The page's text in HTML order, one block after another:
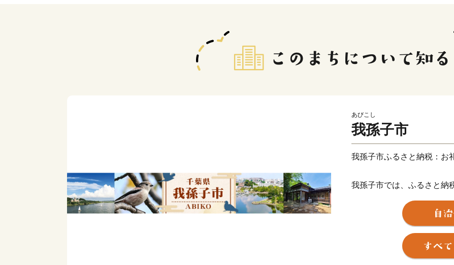
あびこし
我孫子市
我孫子市ふるさと納税：お
我孫子市では、ふるさと納
市外にお住まいの方へお礼
お礼品は、寄附金額に応じ
ている地元産品や我孫子市
作った品などを取り揃えて